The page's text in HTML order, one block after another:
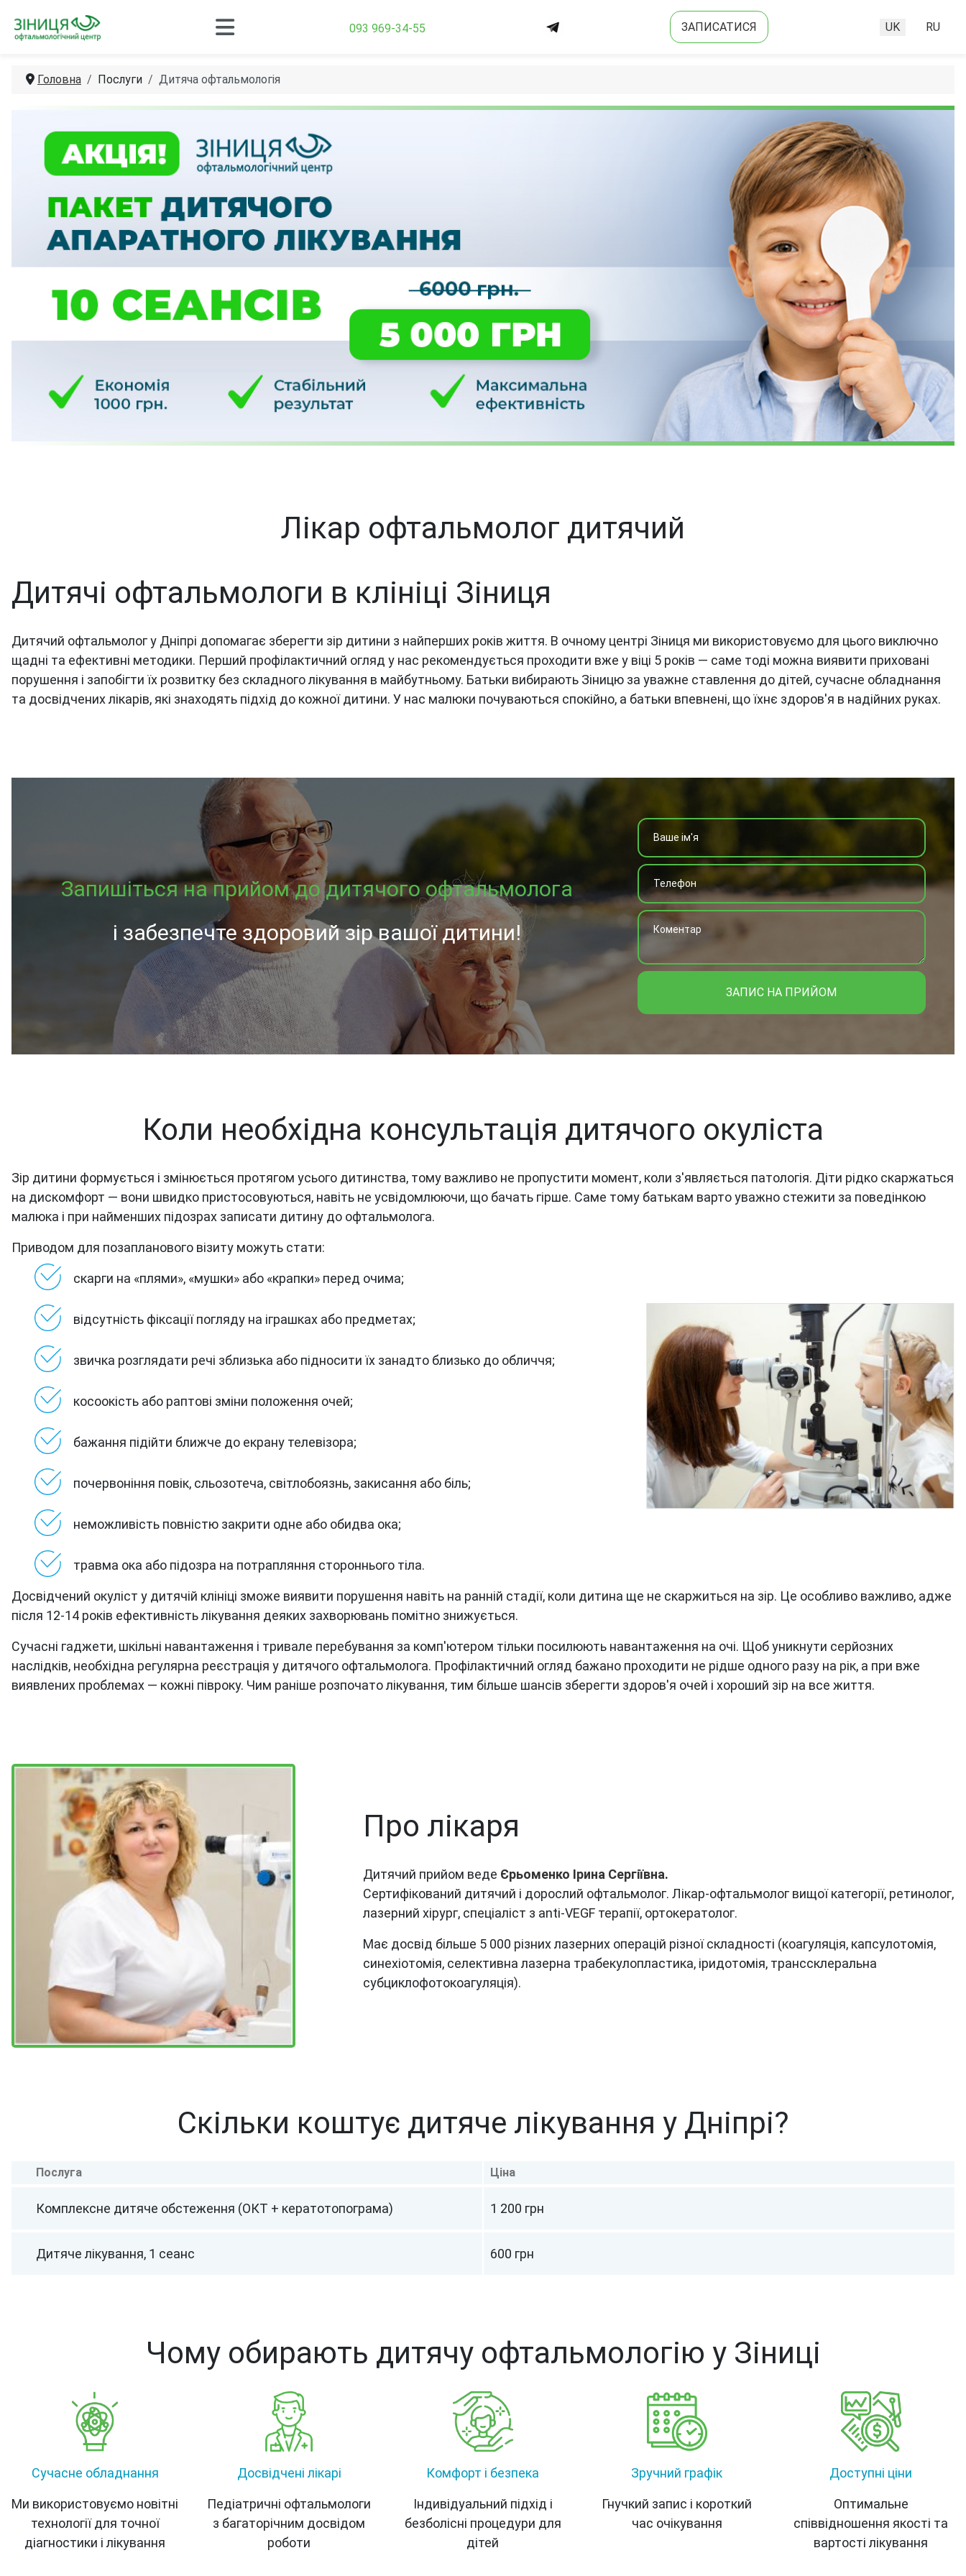
093 969-34-55 ЗАПИСАТИСЯ
Оберіть свою
UK RU
Головна Послуги Дитяча офтальмологія
Лікар офтальмолог дитячий
Дитячі офтальмологи в клініці Зіниця
Дитячий офтальмолог у Дніпрі допомагає зберегти зір дитини з найперших років життя. В очному центрі Зіниця ми використовуємо для цього виключно
щадні та ефективні методики. Перший профілактичний огляд у нас рекомендується проходити вже у віці 5 років — саме тоді можна виявити приховані
порушення і запобігти їх розвитку без складного лікування в майбутньому. Батьки вибирають Зіницю за уважне ставлення до дітей, сучасне обладнання
та досвідчених лікарів, які знаходять підхід до кожної дитини. У нас малюки почуваються спокійно, а батьки впевнені, що їхнє здоров'я в надійних руках.
Запишіться на прийом до дитячого офтальмолога
і забезпечте здоровий зір вашої дитини!
ЗАПИС НА ПРИЙОМ
Коли необхідна консультація дитячого окуліста
Зір дитини формується і змінюється протягом усього дитинства, тому важливо не пропустити момент, коли з'являється патологія. Діти рідко скаржаться
на дискомфорт — вони швидко пристосовуються, навіть не усвідомлюючи, що бачать гірше. Саме тому батькам варто уважно стежити за поведінкою
малюка і при найменших підозрах записати дитину до офтальмолога.
Приводом для позапланового візиту можуть стати:
скарги на «плями», «мушки» або «крапки» перед очима;
відсутність фіксації погляду на іграшках або предметах;
звичка розглядати речі зблизька або підносити їх занадто близько до обличчя;
косоокість або раптові зміни положення очей;
бажання підійти ближче до екрану телевізора;
почервоніння повік, сльозотеча, світлобоязнь, закисання або біль;
неможливість повністю закрити одне або обидва ока;
травма ока або підозра на потрапляння стороннього тіла.
Досвідчений окуліст у дитячій клініці зможе виявити порушення навіть на ранній стадії, коли дитина ще не скаржиться на зір. Це особливо важливо, адже
після 12-14 років ефективність лікування деяких захворювань помітно знижується.
Сучасні гаджети, шкільні навантаження і тривале перебування за комп'ютером тільки посилюють навантаження на очі. Щоб уникнути серйозних
наслідків, необхідна регулярна реєстрація у дитячого офтальмолога. Профілактичний огляд бажано проходити не рідше одного разу на рік, а при вже
виявлених проблемах — кожні півроку. Чим раніше розпочато лікування, тим більше шансів зберегти здоров'я очей і хороший зір на все життя.
Про лікаря
Дитячий прийом веде Єрьоменко Ірина Сергіївна.
Cертифікований дитячий і дорослий офтальмолог. Лікар-офтальмолог вищої категорії, ретинолог,
лазерний хірург, спеціаліст з anti-VEGF терапії, ортокератолог.
Має досвід більше 5 000 різних лазерних операцій різної складності (коагуляція, капсулотомія,
синехіотомія, селективна лазерна трабекулопластика, іридотомія, транссклеральна
субциклофотокоагуляція).
Скільки коштує дитяче лікування у Дніпрі?
Послуга Ціна
Комплексне дитяче обстеження (ОКТ + кератотопограма) 1 200 грн
Дитяче лікування, 1 сеанс 600 грн
Чому обирають дитячу офтальмологію у Зіниці
Сучасне обладнання
Ми використовуємо новітні
технології для точної
діагностики і лікування
Досвідчені лікарі
Педіатричні офтальмологи
з багаторічним досвідом
роботи
Комфорт і безпека
Індивідуальний підхід і
безболісні процедури для
дітей
Зручний графік
Гнучкий запис і короткий
час очікування
Доступні ціни
Оптимальне
співвідношення якості та
вартості лікування